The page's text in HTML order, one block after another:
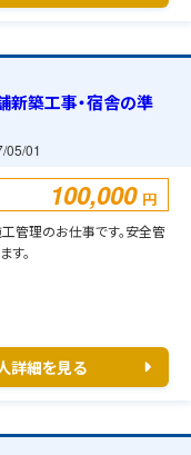
新築工事・宿舎の準
05/01
100,000 円
管理のお仕事です。安全管
。
詳細を見る